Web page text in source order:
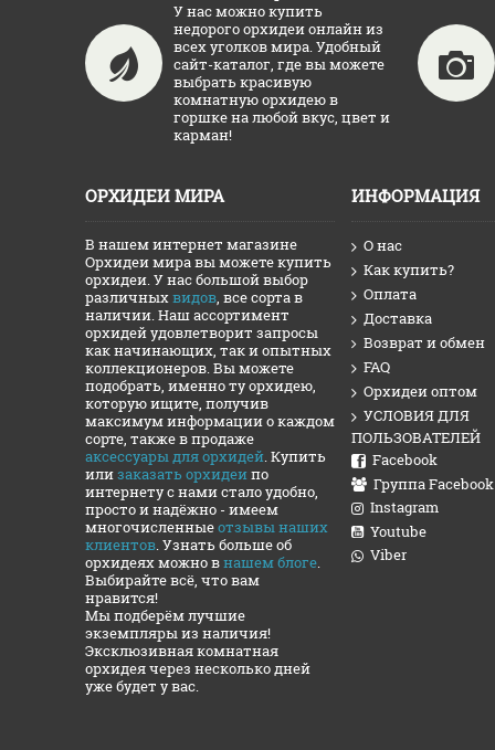
У нас можно купить
недорого орхидеи онлайн из
всех уголков мира. Удобный
сайт-каталог, где вы можете
выбрать красивую
комнатную орхидею в
горшке на любой вкус, цвет и
карман!
ОРХИДЕИ МИРА
В нашем интернет магазине
Орхидеи мира вы можете купить
орхидеи. У нас большой выбор
различныхвидов, все сорта в
наличии. Наш ассортимент
орхидей удовлетворит запросы
как начинающих, так и опытных
коллекционеров. Вы можете
подобрать, именно ту орхидею,
которую ищите, получив
максимум информации о каждом
сорте, также в продаже
аксессуары для орхидей. Купить
илизаказать орхидеипо
интернету с нами стало удобно,
просто и надёжно - имеем
многочисленныеотзывы наших
клиентов. Узнать больше об
орхидеях можно внашем блоге.
Выбирайте всё, что вам
нравится!
Мы подберём лучшие
экземпляры из наличия!
Эксклюзивная комнатная
орхидея через несколько дней
уже будет у вас.
ИНФОРМАЦИЯ
О нас
Как купить?
Оплата
Доставка
Возврат и обмен
FAQ
Орхидеи оптом
УСЛОВИЯ ДЛЯ
ПОЛЬЗОВАТЕЛЕЙ
Facebook
Группа Facebook
Instagram
Youtube
Viber